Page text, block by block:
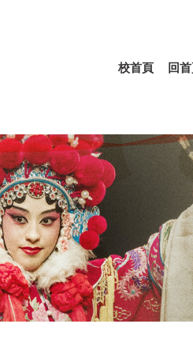
校首頁 回